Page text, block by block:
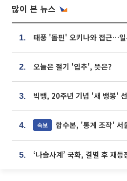
많이 본 뉴스
1.
2. 오늘은 절기 '입추', 뜻은?
3.
4. 속보 합수본, '통계 조작' 서울·경기·충
5.